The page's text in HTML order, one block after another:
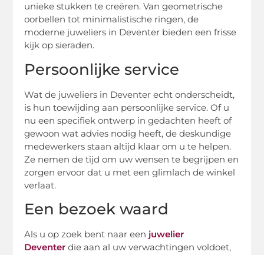
unieke stukken te creëren. Van geometrische
oorbellen tot minimalistische ringen, de
moderne juweliers in Deventer bieden een frisse
kijk op sieraden.
Persoonlijke service
Wat de juweliers in Deventer echt onderscheidt,
is hun toewijding aan persoonlijke service. Of u
nu een specifiek ontwerp in gedachten heeft of
gewoon wat advies nodig heeft, de deskundige
medewerkers staan altijd klaar om u te helpen.
Ze nemen de tijd om uw wensen te begrijpen en
zorgen ervoor dat u met een glimlach de winkel
verlaat.
Een bezoek waard
Als u op zoek bent naar een juwelier
Deventer die aan al uw verwachtingen voldoet,